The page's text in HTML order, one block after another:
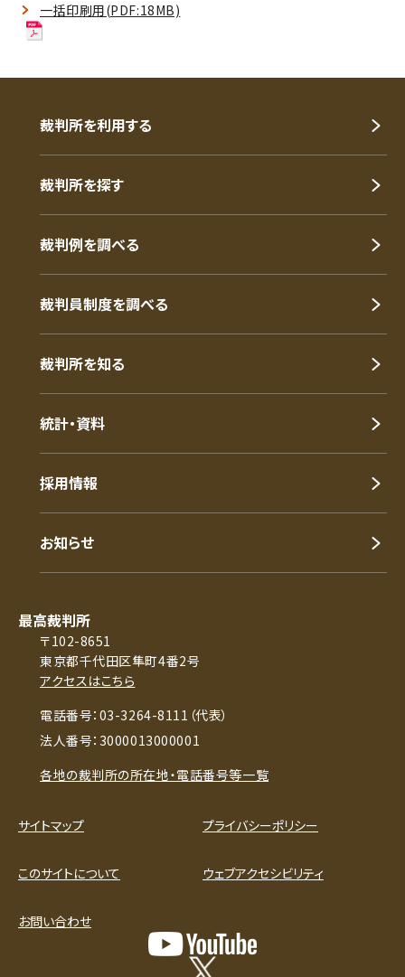
一括印刷用(PDF:18MB)
裁判所を利用する
裁判所を探す
裁判例を調べる
裁判員制度を調べる
裁判所を知る
統計・資料
採用情報
お知らせ
最高裁判所
〒102-8651
東京都千代田区隼町4番2号
アクセスはこちら
電話番号：03-3264-8111（代表）
法人番号：3000013000001
各地の裁判所の所在地・電話番号等一覧
サイトマップ プライバシーポリシー
このサイトについて ウェブアクセシビリティ
お問い合わせ